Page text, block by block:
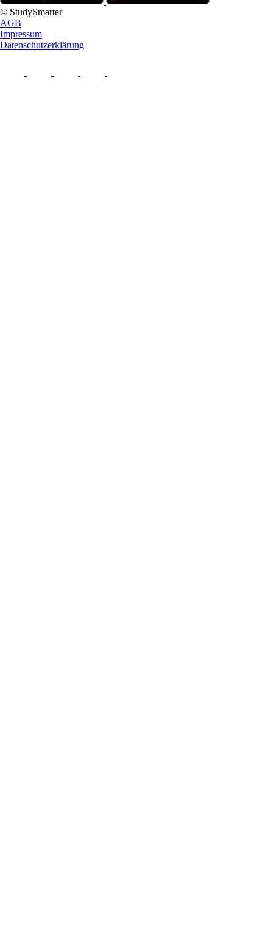
© StudySmarter
AGB
Impressum
Datenschutzerklärung